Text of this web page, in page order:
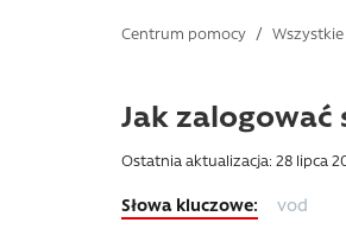
Centrum pomocy /
Jak zalogować
Ostatnia aktualizacja: 28 lipca
vod